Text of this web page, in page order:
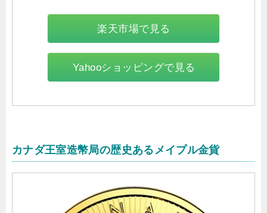
楽天市場で見る
Yahooショッピングで見る
カナダ王室造幣局の歴史あるメイプル金貨